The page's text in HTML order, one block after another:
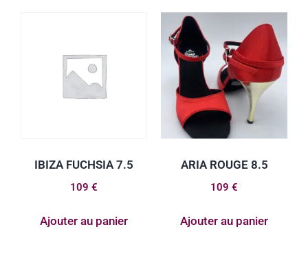
IBIZA FUCHSIA 7.5
109 €
Ajouter au panier
ARIA ROUGE 8.5
109 €
Ajouter au panier